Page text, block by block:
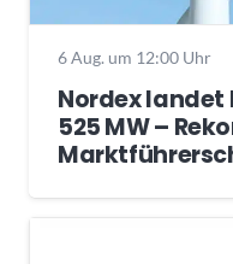
6 Aug. um 12:00 Uhr
Nordex
525 MW –